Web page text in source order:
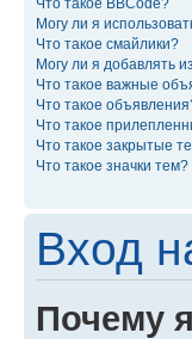
Что такое BBCode?
Могу ли я
Что такое смайлики?
Могу ли я добавлять
Что такое важные
Что такое
Что такое
Что такое закрытые
Что такое значки тем?
Вход
Почему